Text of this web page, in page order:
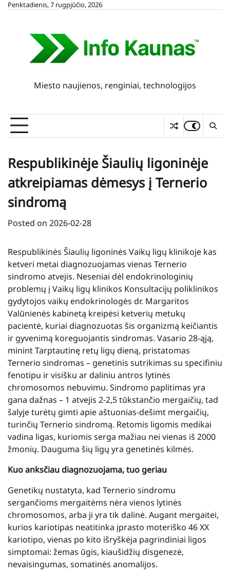
SkipPenktadienis, 7 rugpjūčio, 2026
Miesto naujienos, renginiai, technologijos
Respublikinėje Šiaulių ligoninėje
atkreipiamas dėmesys į Ternerio
sindromą
Posted on 2026-02-28
Respublikinės Šiaulių ligoninės Vaikų ligų klinikoje kas
ketveri metai diagnozuojamas vienas Ternerio
sindromo atvejis. Neseniai dėl endokrinologinių
problemų į Vaikų ligų klinikos Konsultacijų poliklinikos
gydytojos vaikų endokrinologės dr. Margaritos
Valūnienės kabinetą kreipėsi ketverių metukų
pacientė, kuriai diagnozuotas šis organizmą keičiantis
ir gyvenimą koreguojantis sindromas. Vasario 28-ąją,
minint Tarptautinę retų ligų dieną, pristatomas
Ternerio sindromas – genetinis sutrikimas su specifiniu
fenotipu ir visišku ar daliniu antros lytinės
chromosomos nebuvimu. Sindromo paplitimas yra
gana dažnas – 1 atvejis 2-2,5 tūkstančio mergaičių, tad
šalyje turėtų gimti apie aštuonias-dešimt mergaičių,
turinčių Ternerio sindromą. Retomis ligomis medikai
vadina ligas, kuriomis serga mažiau nei vienas iš 2000
žmonių. Dauguma šių ligų yra genetinės kilmės.
Kuo anksčiau diagnozuojama, tuo geriau
Genetikų nustatyta, kad Ternerio sindromu
sergančioms mergaitėms nėra vienos lytinės
chromosomos, arba ji yra tik dalinė. Augant mergaitei,
kurios kariotipas neatitinka įprasto moteriško 46 XX
kariotipo, vienas po kito išryškėja pagrindiniai ligos
simptomai: žemas ūgis, kiaušidžių disgenezė,
nevaisingumas, somatinės anomalijos.